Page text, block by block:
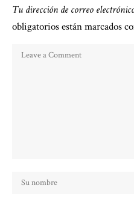
Tu dirección de correo
obligatorios están marcados